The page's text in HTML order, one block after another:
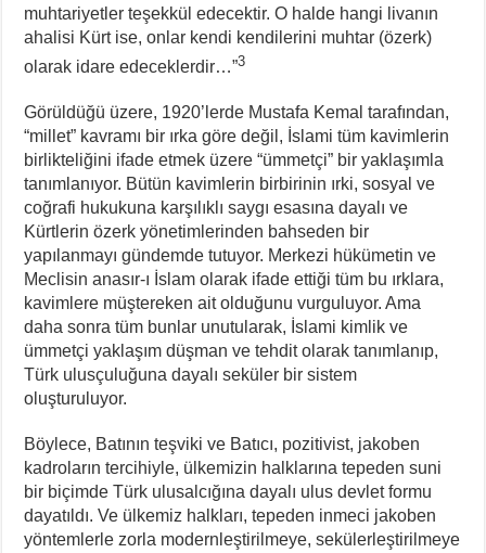
muhtariyetler teşekkül edecektir. O halde hangi livanın
ahalisi Kürt ise, onlar kendi kendilerini muhtar (özerk)
olarak idare edeceklerdir…”3
Görüldüğü üzere, 1920’lerde Mustafa Kemal tarafından,
“millet” kavramı bir ırka göre değil, İslami tüm kavimlerin
birlikteliğini ifade etmek üzere “ümmetçi” bir yaklaşımla
tanımlanıyor. Bütün kavimlerin birbirinin ırki, sosyal ve
coğrafi hukukuna karşılıklı saygı esasına dayalı ve
Kürtlerin özerk yönetimlerinden bahseden bir
yapılanmayı gündemde tutuyor. Merkezi hükümetin ve
Meclisin anasır-ı İslam olarak ifade ettiği tüm bu ırklara,
kavimlere müştereken ait olduğunu vurguluyor. Ama
daha sonra tüm bunlar unutularak, İslami kimlik ve
ümmetçi yaklaşım düşman ve tehdit olarak tanımlanıp,
Türk ulusçuluğuna dayalı seküler bir sistem
oluşturuluyor.
Böylece, Batının teşviki ve Batıcı, pozitivist, jakoben
kadroların tercihiyle, ülkemizin halklarına tepeden suni
bir biçimde Türk ulusalcığına dayalı ulus devlet formu
dayatıldı. Ve ülkemiz halkları, tepeden inmeci jakoben
yöntemlerle zorla modernleştirilmeye, sekülerleştirilmeye